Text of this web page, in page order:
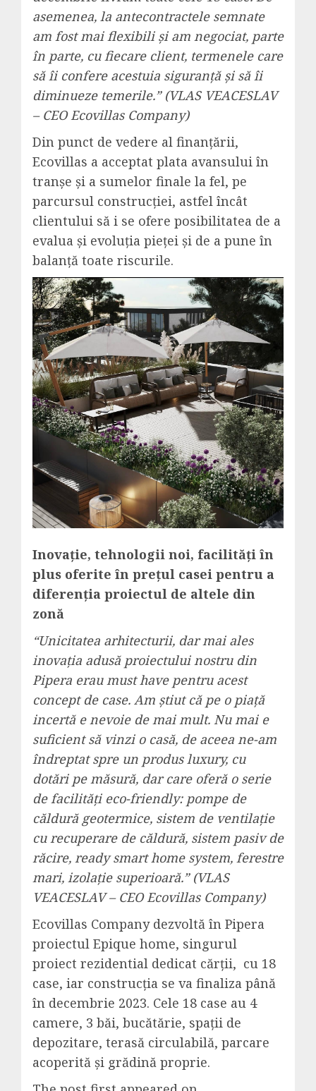
asemenea, la antecontractele semnate
am fost mai flexibili și am negociat, parte
în parte, cu fiecare client, termenele care
să îi confere acestuia siguranță și să îi
diminueze temerile.” (VLAS VEACESLAV
– CEO Ecovillas Company)
Din punct de vedere al finanțării,
Ecovillas a acceptat plata avansului în
tranșe și a sumelor finale la fel, pe
parcursul construcției, astfel încât
clientului să i se ofere posibilitatea de a
evalua și evoluția pieței și de a pune în
balanță toate riscurile.
Inovație, tehnologii noi, facilități în
plus oferite în prețul casei pentru a
diferenția proiectul de altele din
zonă
“Unicitatea arhitecturii, dar mai ales
inovația adusă proiectului nostru din
Pipera erau must have pentru acest
concept de case. Am știut că pe o piață
incertă e nevoie de mai mult. Nu mai e
suficient să vinzi o casă, de aceea ne-am
îndreptat spre un produs luxury, cu
dotări pe măsură, dar care oferă o serie
de facilități eco-friendly: pompe de
căldură geotermice, sistem de ventilație
cu recuperare de căldură, sistem pasiv de
răcire, ready smart home system, ferestre
mari, izolație superioară.” (VLAS
VEACESLAV – CEO Ecovillas Company)
Ecovillas Company dezvoltă în Pipera
proiectul Epique home, singurul
proiect rezidential dedicat cărții, cu 18
case, iar construcția se va finaliza până
în decembrie 2023. Cele 18 case au 4
camere, 3 băi, bucătărie, spații de
depozitare, terasă circulabilă, parcare
acoperită și grădină proprie.